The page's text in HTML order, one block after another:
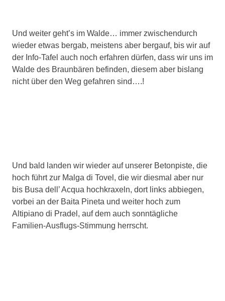
Und weiter geht’s im Walde… immer zwischendurch
wieder etwas bergab, meistens aber bergauf, bis wir auf
der Info-Tafel auch noch erfahren dürfen, dass wir uns im
Walde des Braunbären befinden, diesem aber bislang
nicht über den Weg gefahren sind….!
Und bald landen wir wieder auf unserer Betonpiste, die
hoch führt zur Malga di Tovel, die wir diesmal aber nur
bis Busa dell’ Acqua hochkraxeln, dort links abbiegen,
vorbei an der Baita Pineta und weiter hoch zum
Altipiano di Pradel, auf dem auch sonntägliche
Familien-Ausflugs-Stimmung herrscht.